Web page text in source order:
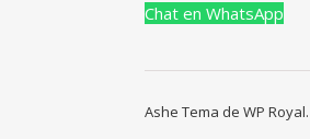
Chat en WhatsApp
Ashe Tema de WP Royal.